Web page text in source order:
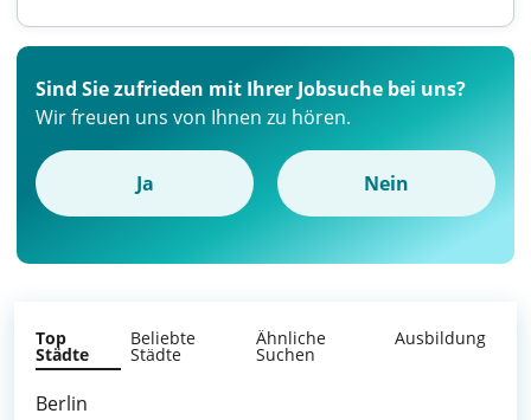
Sind Sie zufrieden mit Ihrer Jobsuche bei uns?
Wir freuen uns von Ihnen zu hören.
Ja Nein
Top
Städte
Beliebte
Städte
Ähnliche
Suchen
Ausbildung
Berlin